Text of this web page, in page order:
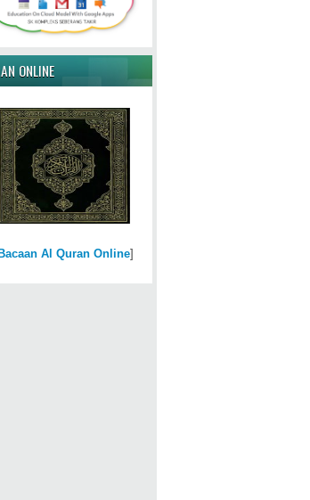
ONLINE
Al Quran Online]